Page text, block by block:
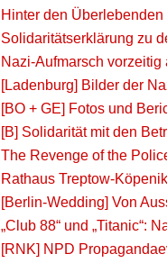
Hinter den
Solidaritätserklärung zu
Nazi-Aufmarsch vorzeitig
[Ladenburg] Bilder der
[BO + GE] Fotos und
[B] Solidarität mit den
The Revenge of the
Rathaus Treptow-
[Berlin-Wedding] Von
„Club 88“ und „Titanic“:
[RNK] NPD